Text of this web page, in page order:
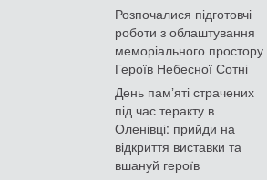
Розпочалися підготовчі
роботи з облаштування
меморіального простору
Героїв Небесної Сотні
День памʼяті страчених
під час теракту в
Оленівці: прийди на
відкриття виставки та
вшануй героїв